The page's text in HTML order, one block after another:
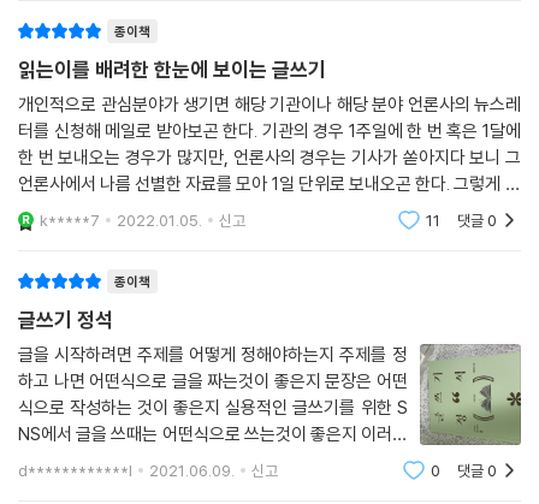
02 간결하고도 쉽게 써야 한다
03 가급적 자료를 첨부하지 마라
04 통신언어나 속어는 안 쓰는 게 상책이다
05 메일 주소를 철저하게 확인하라
06 스팸메일로 취급받지 않는 요령
제13장 100% 기사화되는 보도자료 작성법
01 기자의 입장에서 생각하라
03 기자들이 외면하는 보도자료
04 기사문의 특성을 이해하라
05 기사문의 유형에 맞게 작성하라
06 보도자료의 진행 절차
07 단계별 보도자료 작성법
08 결정권자의 승인을 받은 뒤 배포하라
09 가장 적절한 배포 타이밍을 잡아라
종이책
읽는이를 배려한 한눈에 보이는 글쓰기
개인적으로 관심분야가 생기면 해당 기관이나 해당 분야 언론사의 뉴스레
터를 신청해 메일로 받아보곤 한다. 기관의 경우 1주일에 한 번 혹은 1달에
한 번 보내오는 경우가 많지만, 언론사의 경우는 기사가 쏟아지다 보니 그
언론사에서 나름 선별한 자료를 모아 1일 단위로 보내오곤 한다. 그렇게 정
보를 습득하는 습관을 시작한게 벌써 십여 년이 지났다. 그런데 그 과정에
서 재미있는
k*****7 2022.01.05. 신고 11 댓글0
종이책
글쓰기 정석
글을 시작하려면 주제를 어떻게 정해야하는지 주제를 정
하고 나면 어떤식으로 글을 짜는것이 좋은지 문장은 어떤
식으로 작성하는 것이 좋은지 실용적인 글쓰기를 위한 S
NS에서 글을 쓰때는 어떤식으로 쓰는것이 좋은지 이러한
내용들을 다루고 있는데요. 진지하게 글을 써본적이 없
d************l 2021.06.09. 신고 0 댓글0